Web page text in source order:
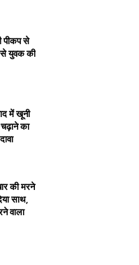
पीकप से
से युवक की
में खूनी
का
की मरने
साथ,
वाला